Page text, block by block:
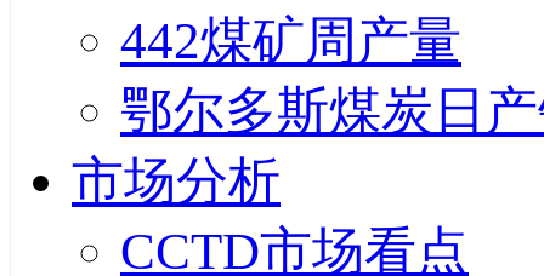
442煤矿周产量
鄂尔多斯煤炭日
市场分析
CCTD市场看点